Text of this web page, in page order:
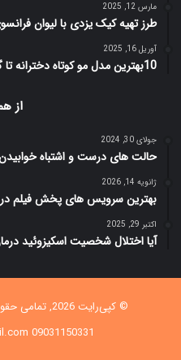
مارس 12, 2025
طرز تهیه کیک یزدی با لیوان
آوریل 16, 2025
10بهترین مدل مو کوتاه دخترانه تا گردن کره ای+ عکس
از
جولای 30, 2024
حالت های درست و اشتباه خوابیدن
ژانویه 14, 2026
بهترین سرویس های پخش فیلم درسال
اکتبر 29, 2025
آیا اختلال شخصیت اسکیزوئید
© کپی‌رایت 2026, تمامی حقوق متعلق است به |
09031150331 hoda69karimi@gmail.com